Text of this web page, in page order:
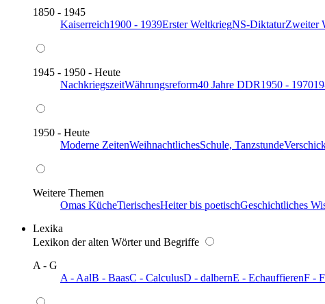
1850 - 1945
Kaiserreich1900 - 1939Erster WeltkriegNS-DiktaturZweiter
1945 - 1950 - Heute
NachkriegszeitWährungsreform40 Jahre DDR1950 - 1970
1950 - Heute
Moderne ZeitenWeihnachtlichesSchule, Tanzstunde
Weitere Themen
Omas KücheTierischesHeiter bis poetischGeschichtliches
Lexika
Lexikon der alten Wörter und Begriffe
A - G
A - AalB - BaasC - CalculusD - dalbernE - EchauffierenF -